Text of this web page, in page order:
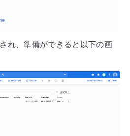
れ、準備ができると以下の画